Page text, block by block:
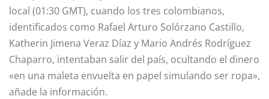
local (01:30 GMT), cuando los tres colombianos,
identificados como Rafael Arturo Solórzano Castillo,
Katherin Jimena Veraz Díaz y Mario Andrés Rodríguez
Chaparro, intentaban salir del país, ocultando el dinero
«en una maleta envuelta en papel simulando ser ropa»,
añade la información.